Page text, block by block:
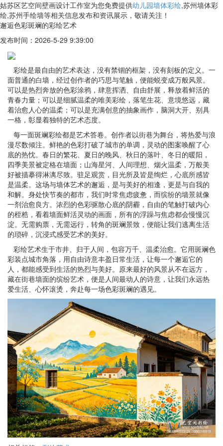
姑苏区艺空间壁画设计工作室为您免费提供幼儿园墙体彩绘,苏州墙体彩
绘,苏州手绘墙等相关信息发布和资讯展示，敬请关注！
邂逅色彩斑斓的彩绘艺术
发布时间：2026-5-29 9:39:00
彩绘是最自由的艺术表达，没有禁锢的框架，没有刻板的定义。一
面普通的白墙，经过创作者的巧思与笔触，便能蜕变成万般风景。
可以是热烈奔放的色彩涂鸦，肆意挥洒、自由舒展，释放着鲜活的
青春力量；可以是细腻温柔的唯美彩绘，落笔生花、意境悠远，藏
着治愈人心的温柔；可以是充满创意的抽象画作，脑洞大开、别具
一格，彰显着独特的艺术态度。
每一面斑斓彩绘都是艺术答卷。创作者以街巷为舞台，将热爱与浪
漫尽数倾注。鲜艳的色彩打破了城市的单调，灵动的图案唤醒了心
底的热忱。春日的繁花、夏日的晚风、秋日的落叶、冬日的暖阳，
四季美景被定格在墙面；山海星河、人间理想、烟火温柔，万般美
好被描摹得淋漓尽致。驻足观赏，目光所及皆是绚烂，心底所感皆
是温柔。这场与墙体艺术的邂逅，是与美好的相逢，更是与自我的
和解。身处快节奏的都市，我们时常焦虑疲惫，而缤纷的墙景就像
一剂治愈良方。浓烈的色彩驱散心底的阴霾，自由的笔触打破内心
的桎梏，看着墙面鲜活灵动的画面，所有的浮躁与焦虑都会慢慢沉
淀。无需购票，无需远行，转角的斑斓景致，便能让我们逃离生活
的琐碎，沉浸式感受艺术的美好。
彩绘艺术生于市井、归于人间，包容万千、温柔治愈。它用斑斓色
彩装点城市角落，用自由诗意丰盈日常生活，让每一个邂逅它的
人，都能感受到生活的热烈与美好。原来最好的风景从不在远方，
藏在街巷墙面的缤纷艺术，便是人间最动人的诗意，让我们永远热
爱生活、心怀滚烫，奔赴每一场色彩斑斓的遇见。